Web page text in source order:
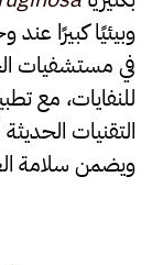
وبيئيًا كبيرًا
في مستشفيات
للنفايات، مع
التقنيات
ويضمن سلامة